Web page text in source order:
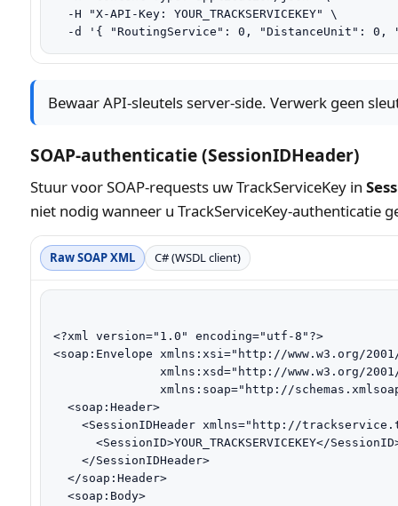
  -H "X-API-Key: YOUR_TRACKSERVICEKEY" \
-d '{ "RoutingService": 0, "DistanceUnit": 0,
Bewaar API-sleutels server-side. Verwerk geen
SOAP-authenticatie (SessionIDHeader)
Stuur voor SOAP-requests uw TrackServiceKey in
niet nodig wanneer u TrackServiceKey-authenticatie
Raw SOAP XML C# (WSDL client)
<?xml version="1.0" encoding="utf-8"?>
<soap:Envelope xmlns:xsi="http://www.w3.org/2001/
xmlns:xsd="http://www.w3.org/
xmlns:soap="http://
  <soap:Header>
<SessionIDHeader xmlns="http://
<SessionID>YOUR_TRACKSERVICEKEY</
    </SessionIDHeader>
  </soap:Header>
  <soap:Body>